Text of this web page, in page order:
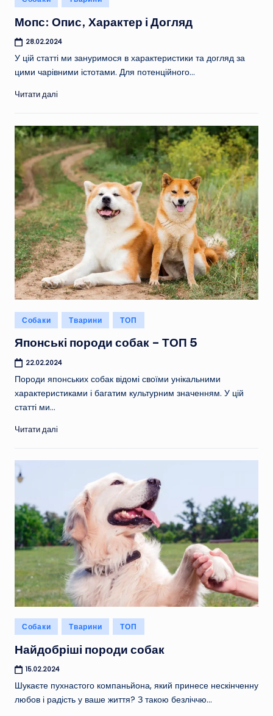
у
Мопс: Опис, Характер і Догляд
28.02.2024
У цій статті ми зануримося в характеристики та догляд за
цими чарівними істотами. Для потенційного…
Читати далі
Опубліковано
у
Собаки Тварини ТОП
Японські породи собак – ТОП 5
22.02.2024
Породи японських собак відомі своїми унікальними
характеристиками і багатим культурним значенням. У цій
статті ми…
Читати далі
Опубліковано
у
Собаки Тварини ТОП
Найдобріші породи собак
15.02.2024
Шукаєте пухнастого компаньйона, який принесе нескінченну
любов і радість у ваше життя? З такою безліччю…